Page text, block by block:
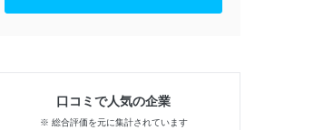
口コミで人気の企業
※ 総合評価を元に集計されています